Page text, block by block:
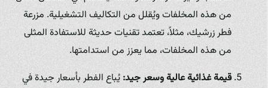
من هذه المخلفات ويُقلل من التكاليف التشغيلية. مزرعة
فطر زرشيك، مثلاً، تعتمد تقنيات حديثة للاستفادة المثلى
من هذه المخلفات، مما يعزز من استدامتها.
قيمة غذائية عالية وسعر جيد:يُباع الفطر بأسعار جيدة في